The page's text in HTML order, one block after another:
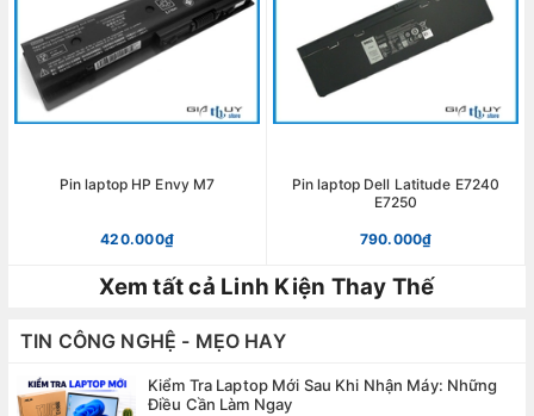
Pin laptop HP Envy M7
420.000₫
Pin laptop Dell Latitude E7240
E7250
790.000₫
Xem tất cả Linh Kiện Thay Thế
TIN CÔNG NGHỆ - MẸO HAY
Kiểm Tra Laptop Mới Sau Khi Nhận Máy: Những
Điều Cần Làm Ngay